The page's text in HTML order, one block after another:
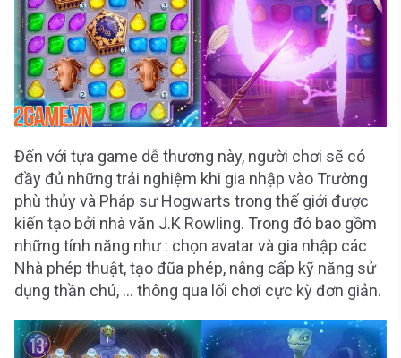
Đến với tựa game dễ thương này, người chơi sẽ có
đầy đủ những trải nghiệm khi gia nhập vào Trường
phù thủy và Pháp sư Hogwarts trong thế giới được
kiến tạo bởi nhà văn J.K Rowling. Trong đó bao gồm
những tính năng như : chọn avatar và gia nhập các
Nhà phép thuật, tạo đũa phép, nâng cấp kỹ năng sử
dụng thần chú, … thông qua lối chơi cực kỳ đơn giản.